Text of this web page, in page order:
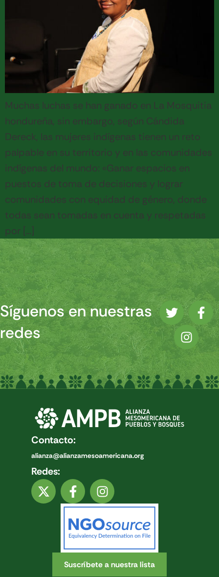
Muchas luchas se han ganado en La Mosquitia
hondureña, sin embargo, según Cándida
Dereck, las mujeres indígenas tienen un reto
palpable en su territorio y en las comunidades
indígenas del mundo: «Ganar espacios en
puestos de toma de decisiones y lograr
comunidades con equidad de género, donde
todas sean tomadas en cuenta y respetadas
por […]
Síguenos en nuestras
redes
Contacto:
alianza@alianzamesoamericana.org
Redes:
Suscríbete a nuestra lista